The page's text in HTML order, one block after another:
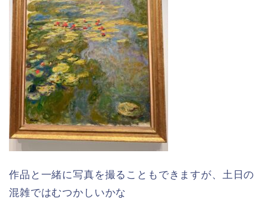
作品と一緒に写真を撮ることもできますが、土日の
混雑ではむつかしいかな